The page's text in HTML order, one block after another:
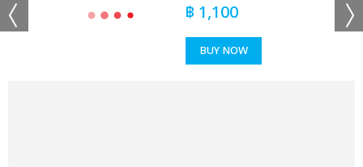
฿ 1,100
BUY NOW